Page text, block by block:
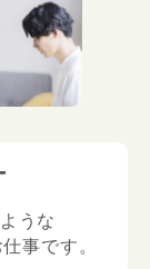
うな
仕事です。